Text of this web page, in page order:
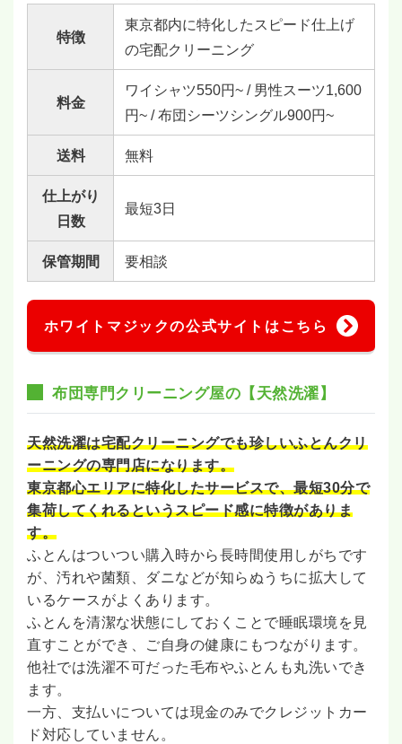
特徴
東京都内に特化したスピード仕上げ
の宅配クリーニング
料金
ワイシャツ550円~ / 男性スーツ1,600
円~ / 布団シーツシングル900円~
送料 無料
仕上がり
日数
最短3日
保管期間 要相談
ホワイトマジックの公式サイトはこちら
布団専門クリーニング屋の【天然洗濯】
天然洗濯は宅配クリーニングでも珍しいふとんクリ
ーニングの専門店になります。
東京都心エリアに特化したサービスで、最短30分で
集荷してくれるというスピード感に特徴がありま
す。
ふとんはついつい購入時から長時間使用しがちです
が、汚れや菌類、ダニなどが知らぬうちに拡大して
いるケースがよくあります。
ふとんを清潔な状態にしておくことで睡眠環境を見
直すことができ、ご自身の健康にもつながります。
他社では洗濯不可だった毛布やふとんも丸洗いでき
ます。
一方、支払いについては現金のみでクレジットカー
ド対応していません。